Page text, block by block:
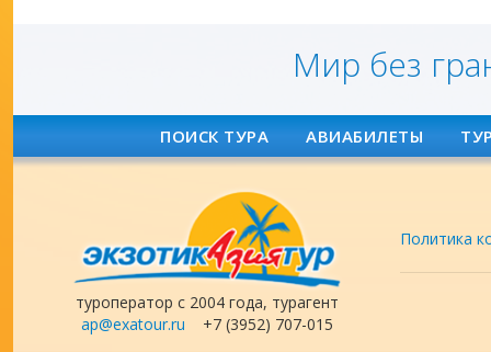
Мир без
ПОИСК ТУРА АВИАБИЛЕТЫ
туроператор с 2004 года, турагент
ap@exatour.ru +7 (3952) 707-015
Политика